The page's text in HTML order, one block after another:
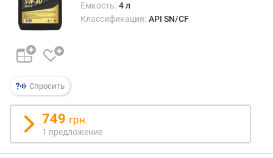
д
е
ш
е
в
х
к
д
о
р
о
Спросить
Емкость: 4 л
Классификация: API SN/CF
749 грн.
1 предложение